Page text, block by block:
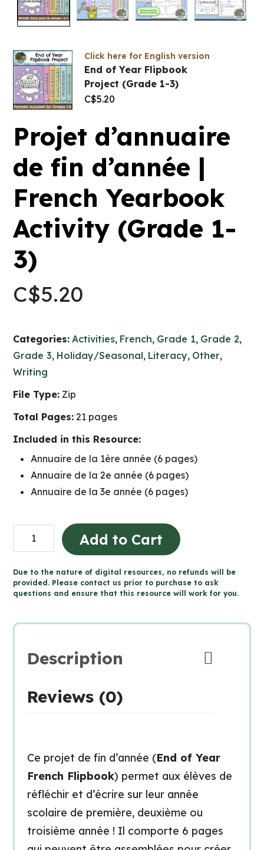
Click here for English version
End of Year Flipbook
Project (Grade 1-3)
C$5.20
Projet d’annuaire
de fin d’année |
French Yearbook
Activity (Grade 1-
3)
C$5.20
Categories: Activities, French, Grade 1, Grade 2,
Grade 3, Holiday/Seasonal, Literacy, Other,
Writing
File Type: Zip
Total Pages: 21 pages
Included in this Resource:
Annuaire de la 1ère année (6 pages)
Annuaire de la 2e année (6 pages)
Annuaire de la 3e année (6 pages)
Projet
d'annuaire
fin
d'année
Activity
Add to Cart
Due to the nature of digital resources, no refunds will be
provided. Please contact us prior to purchase to ask
questions and ensure that this resource will work for you.
Description
Reviews (0)
Ce projet de fin d’année (End of Year
French Flipbook) permet aux élèves de
réfléchir et d’écrire sur leur année
scolaire de première, deuxième ou
troisième année ! Il comporte 6 pages